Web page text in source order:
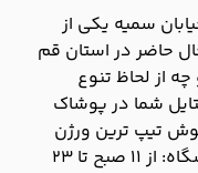
سمیه یکی از
حاضر در استان قم
از لحاظ تنوع
شما در پوشاک
تیپ ترین ورژن
تا 23